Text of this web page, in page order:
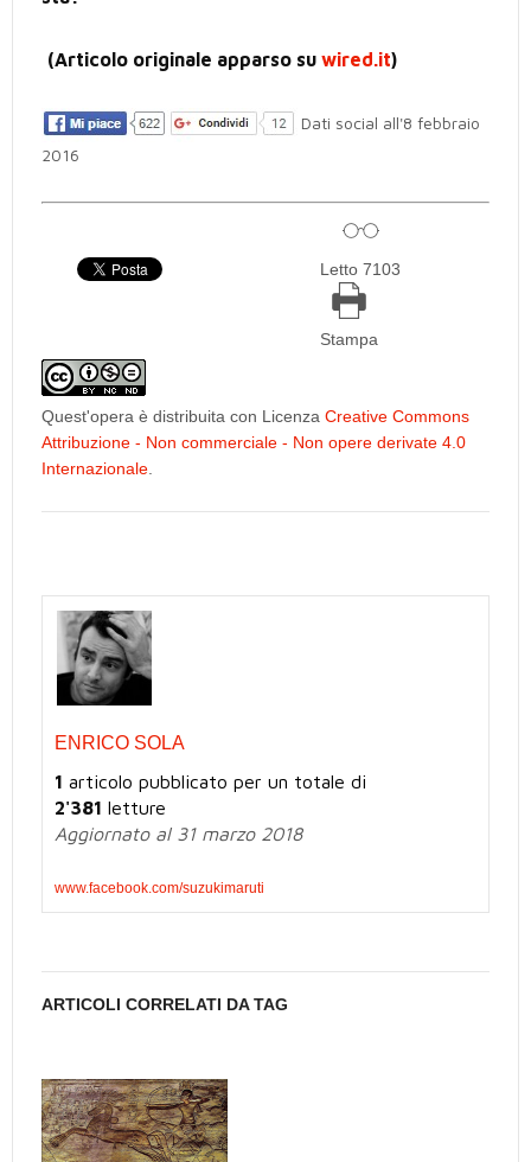
(Articolo originale apparso su wired.it)
Dati social all'8 febbraio
2016
Letto 7103
Stampa
Quest'opera è distribuita con Licenza Creative Commons
Attribuzione - Non commerciale - Non opere derivate 4.0
Internazionale
ENRICO SOLA
1 articolo pubblicato per un totale di
2'381 letture
Aggiornato al 31 marzo 2018
www.facebook.com/suzukimaruti
ARTICOLI CORRELATI DA TAG